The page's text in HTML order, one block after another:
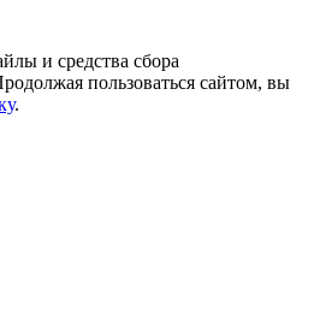
и средства сбора
пользоваться сайтом, вы
.